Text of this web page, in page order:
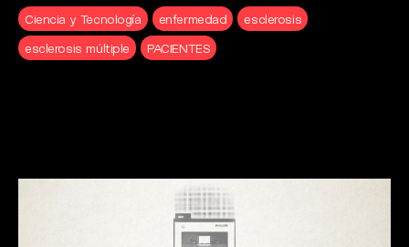
Ciencia y Tecnología
enfermedad
esclerosis
esclerosis múltiple
PACIENTES